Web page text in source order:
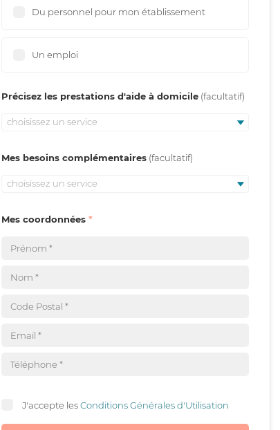
Du personnel pour mon établissement
Un emploi
Précisez les prestations d'aide à domicile
choisissez un service
Mes besoins complémentaires
choisissez un service
Mes coordonnées
J'accepte lesConditions Générales d'Utilisation